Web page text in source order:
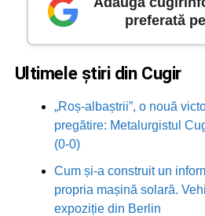
preferată
Ultimele știri din Cugir
„Roș-albaștrii”, o nouă
pregătire: Metalurgistul
(0-0)
Cum și-a construit un
propria mașină solară.
expoziție din Berlin